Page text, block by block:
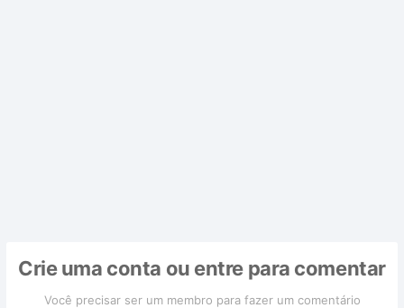
Crie uma conta ou entre para comentar
Você precisar ser um membro para fazer um comentário